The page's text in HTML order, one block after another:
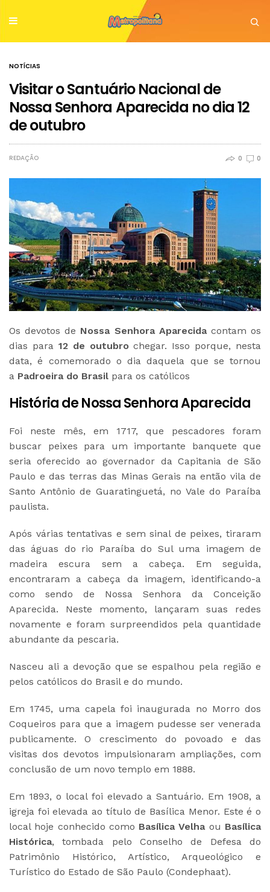
NOTÍCIAS
Visitar o Santuário Nacional de
Nossa Senhora Aparecida no dia 12
de outubro
REDAÇÃO 0 0
Os devotos de Nossa Senhora Aparecidacontam os
dias para 12 de outubro chegar. Isso porque, nesta
data, é comemorado o dia daquela que se tornou
a Padroeira do Brasil para os católicos
História de Nossa Senhora Aparecida
Foi neste mês, em 1717, que pescadores foram
buscar peixes para um importante banquete que
seria oferecido ao governador da Capitania de São
Paulo e das terras das Minas Gerais na então vila de
Santo Antônio de Guaratinguetá, no Vale do Paraíba
paulista.
Após várias tentativas e sem sinal de peixes, tiraram
das águas do rio Paraíba do Sul uma imagem de
madeira escura sem a cabeça. Em seguida,
encontraram a cabeça da imagem, identificando-a
como sendo de Nossa Senhora da Conceição
Aparecida. Neste momento, lançaram suas redes
novamente e foram surpreendidos pela quantidade
abundante da pescaria.
Nasceu ali a devoção que se espalhou pela região e
pelos católicos do Brasil e do mundo.
Em 1745, uma capela foi inaugurada no Morro dos
Coqueiros para que a imagem pudesse ser venerada
publicamente. O crescimento do povoado e das
visitas dos devotos impulsionaram ampliações, com
conclusão de um novo templo em 1888.
Em 1893, o local foi elevado a Santuário. Em 1908, a
igreja foi elevada ao título de Basílica Menor. Este é o
local hoje conhecido como Basílica Velhaou Basílica
Histórica, tombada pelo Conselho de Defesa do
Patrimônio Histórico, Artístico, Arqueológico e
Turístico do Estado de São Paulo (Condephaat).